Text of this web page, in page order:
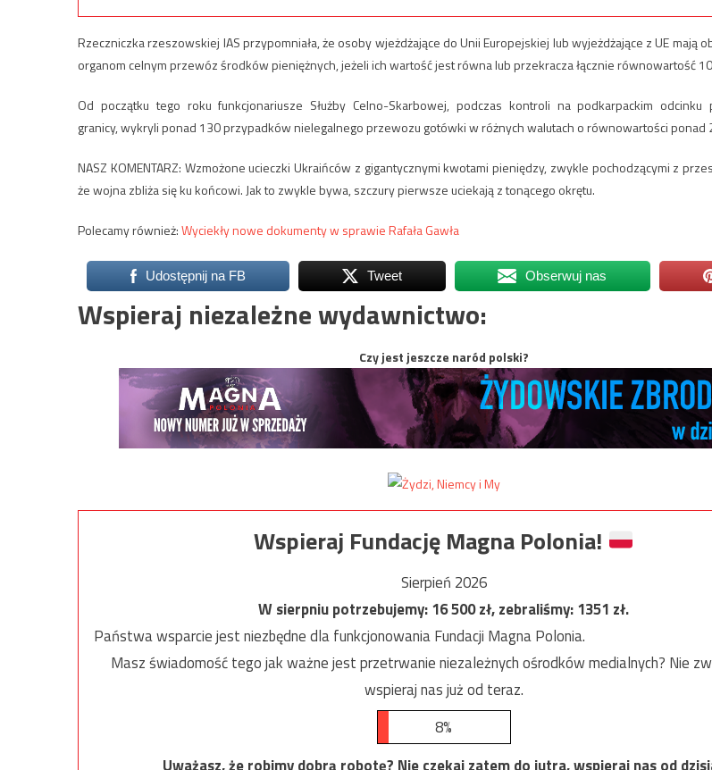
Rzeczniczka rzeszowskiej IAS przypomniała, że osoby wjeżdżające do Unii Europejskiej lub wyjeżdżające z UE mają
organom celnym przewóz środków pieniężnych, jeżeli ich wartość jest równa lub przekracza łącznie równowartość
Od początku tego roku funkcjonariusze Służby Celno-Skarbowej, podczas kontroli na podkarpackim odcinku
granicy, wykryli ponad 130 przypadków nielegalnego przewozu gotówki w różnych walutach o równowartości ponad
NASZ KOMENTARZ: Wzmożone ucieczki Ukraińców z gigantycznymi kwotami pieniędzy, zwykle pochodzącymi z
że wojna zbliża się ku końcowi. Jak to zwykle bywa, szczury pierwsze uciekają z tonącego okrętu.
Polecamy również:Wyciekły nowe dokumenty w sprawie Rafała Gawła
Udostępnij na FB Tweet Obserwuj nas
Wspieraj niezależne wydawnictwo:
Czy jest jeszcze naród polski?
Wspieraj Fundację Magna Polonia!
Sierpień 2026
W sierpniu potrzebujemy:16 500zł, zebraliśmy:1351 zł.
Państwa wsparcie jest niezbędne dla funkcjonowania Fundacji Magna Polonia.
Masz świadomość tego jak ważne jest przetrwanie niezależnych ośrodków medialnych? Nie
wspieraj nas już od teraz.
8%
Uważasz, że robimy dobrą robotę? Nie czekaj zatem do jutra, wspieraj nas od